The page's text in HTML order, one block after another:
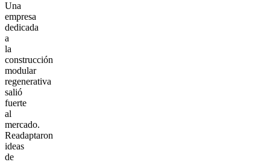
Una
empresa
dedicada
a
la
construcción
modular
regenerativa
salió
fuerte
al
mercado.
Readaptaron
ideas
de